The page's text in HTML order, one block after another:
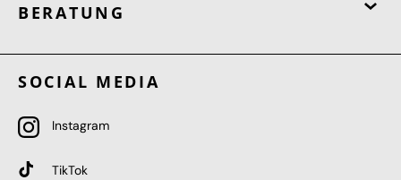
BERATUNG
SOCIAL MEDIA
Instagram
TikTok